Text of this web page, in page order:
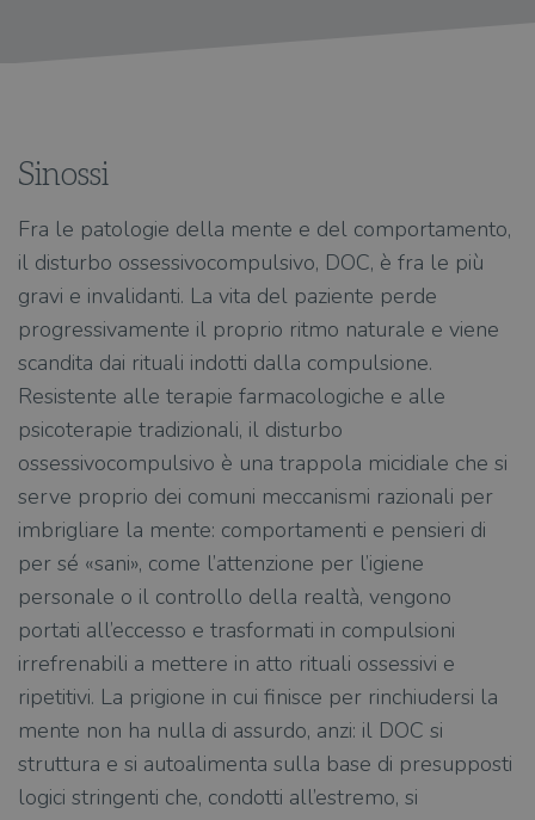
Sinossi
Fra le patologie della mente e del comportamento,
il disturbo ossessivocompulsivo, DOC, è fra le più
gravi e invalidanti. La vita del paziente perde
progressivamente il proprio ritmo naturale e viene
scandita dai rituali indotti dalla compulsione.
Resistente alle terapie farmacologiche e alle
psicoterapie tradizionali, il disturbo
ossessivocompulsivo è una trappola micidiale che si
serve proprio dei comuni meccanismi razionali per
imbrigliare la mente: comportamenti e pensieri di
per sé «sani», come l’attenzione per l’igiene
personale o il controllo della realtà, vengono
portati all’eccesso e trasformati in compulsioni
irrefrenabili a mettere in atto rituali ossessivi e
ripetitivi. La prigione in cui finisce per rinchiudersi la
mente non ha nulla di assurdo, anzi: il DOC si
struttura e si autoalimenta sulla base di presupposti
logici stringenti che, condotti all’estremo, si